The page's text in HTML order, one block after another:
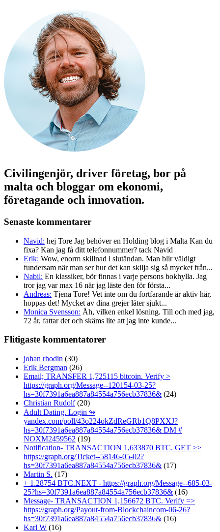
Civilingenjör, driver företag, bor på
malta och bloggar om ekonomi,
företagande och innovation.
Senaste kommentarer
Navid: hej Tore Jag behöver en Holding blog i Malta Kan du
fixa? Kan jag få ditt telefonnummer? tack Navid
Erik: Wow, enorm skillnad i slutändan. Man blir väldigt
fundersam när man ser hur det kan skilja sig så mycket från...
Nabil: En klassiker, bör finnas i varje persons bokhylla. Jag
tror jag var max 16 när jag läste den för första...
Andreas: Tjena Tore! Vet inte om du fortfarande är aktiv här,
hoppas det! Mycket av dina grejer låter sjukt...
Monica Svensson: Åh, vilken enkel lösning. Till och med jag,
72 år, fattar det och skäms lite att jag inte kunde...
Flitigaste kommentatorer
johan rhodin (30)
Erik Bergman (26)
Email; TRANSFER 1,725115 bitcoin. Verify >
https://graph.org/Message--120154-03-25?
hs=30f7391a6ea887a84554a756ecb37836& (24)
Christian Rudolf(20)
Adult Dating. Login ↬
yandex.com/poll/43o224okZdReGRb1Q8PXXJ?
hs=30f7391a6ea887a84554a756ecb37836& DM #
NOXM2459562 (19)
Notification- TRANSACTION 1,633870 BTC. GET >>
https://graph.org/Ticket--58146-05-02?
hs=30f7391a6ea887a84554a756ecb37836& (17)
Martin S. (17)
+ 1.28754 BTC.NEXT - https://graph.org/Message--685-03-
25?hs=30f7391a6ea887a84554a756ecb37836& (16)
Message- TRANSACTION 1,156672 BTC. Verify =>
https://graph.org/Payout-from-Blockchaincom-06-26?
hs=30f7391a6ea887a84554a756ecb37836& (16)
Karl W (16)